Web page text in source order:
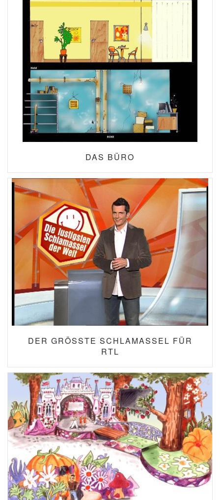
DAS BÜRO
DER GRÖSSTE SCHLAMASSEL FÜR R
TL